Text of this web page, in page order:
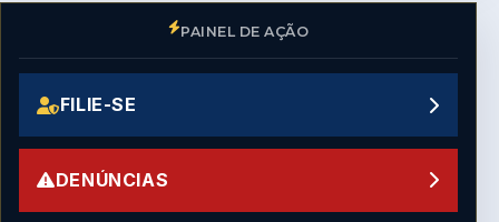
PAINEL DE AÇÃO
FILIE-SE
DENÚNCIAS